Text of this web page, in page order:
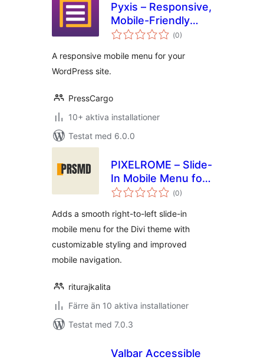
Pyxis – Responsive,
Mobile-Friendly
Menu
(Totalt
antal
0)
A responsive mobile menu for your
WordPress site.
PressCargo
10+ aktiva installationer
Testat med 6.0.0
PIXELROME – Slide-
In Mobile Menu for
Divi
(Totalt
antal
0)
Adds a smooth right-to-left slide-in
mobile menu for the Divi theme with
customizable styling and improved
mobile navigation.
riturajkalita
Färre än 10 aktiva installationer
Testat med 7.0.3
Valbar Accessible